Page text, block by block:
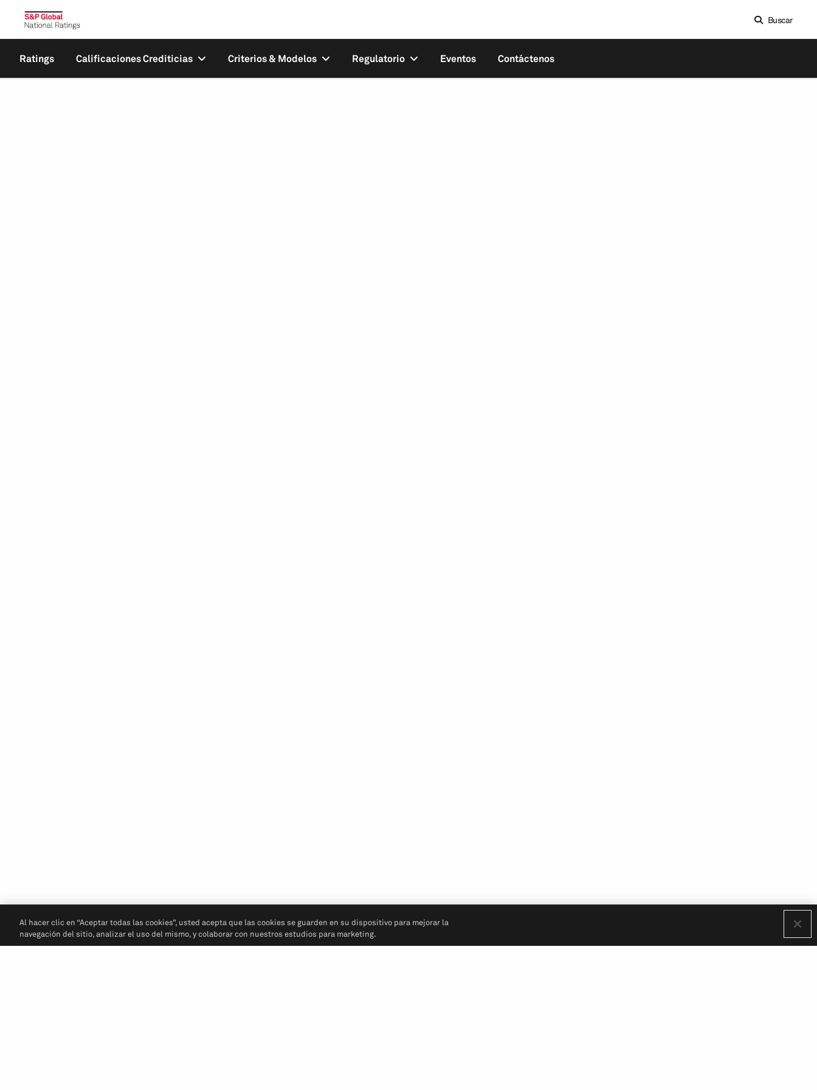
Buscar
Ratings Calificaciones Crediticias Criterios & Modelos Regulatorio Eventos Contáctenos
Al hacer clic en “Aceptar todas las cookies”, usted acepta que las cookies se guarden en su dispositivo para mejorar la
navegación del sitio, analizar el uso del mismo, y colaborar con nuestros estudios para marketing.